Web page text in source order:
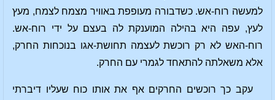
למעשה רוח-אש. כשדבורה מעופפת באוויר מצמח לצמח, מעץ
לעץ, עפה היא בהילה המוענקת לה בעצם על ידי רוח-אש.
רוח-האש לא רק רוכשת לעצמה תחושת-אגו בנוכחות החרק,
אלא משאלתה להתאחד לגמרי עם החרק.
עקב כך רוכשים החרקים אף את אותו כוח שעליו דיברתי